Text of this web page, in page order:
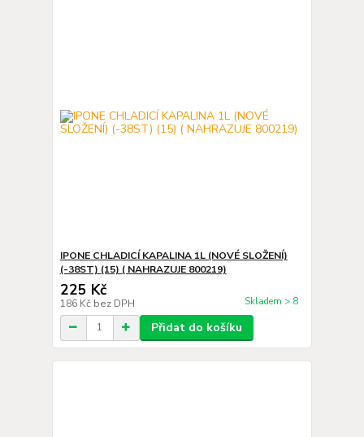
IPONE CHLADICÍ KAPALINA 1L (NOVÉ SLOŽENÍ)
(-38ST) (15) ( NAHRAZUJE 800219)
225 Kč
186 Kč bez DPH Skladem > 8
Přidat do košíku